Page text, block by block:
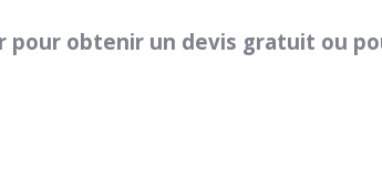
pour obtenir un devis gratuit ou